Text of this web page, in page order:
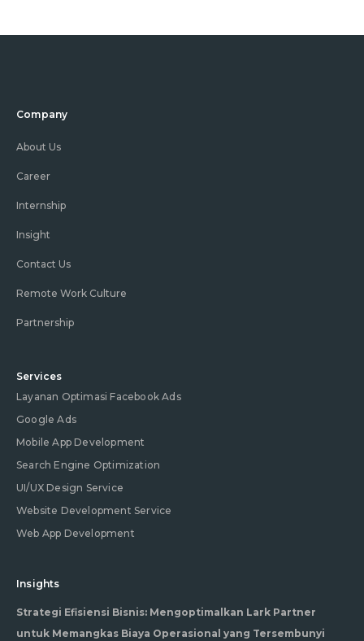
Company
About Us
Career
Internship
Insight
Contact Us
Remote Work Culture
Partnership
Services
Layanan Optimasi Facebook Ads
Google Ads
Mobile App Development
Search Engine Optimization
UI/UX Design Service
Website Development Service
Web App Development
Insights
Strategi Efisiensi Bisnis: Mengoptimalkan Lark Partner
untuk Memangkas Biaya Operasional yang Tersembunyi